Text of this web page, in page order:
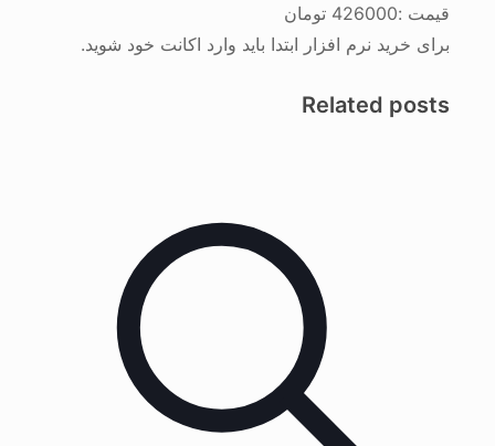
قیمت :426000 تومان
برای خرید نرم افزار ابتدا باید وارد اکانت خود شوید.
Related posts